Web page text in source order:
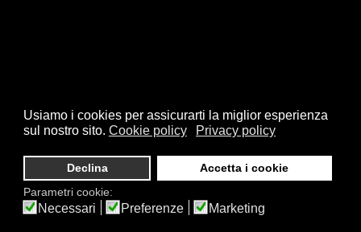
Usiamo i cookies per assicurarti la miglior esperienza
sul nostro sito. Cookie policy Privacy policy
Declina
Accetta i cookie
Parametri cookie:
Necessari Preferenze Marketing